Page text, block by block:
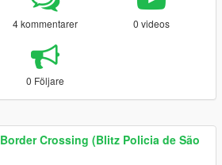
4 kommentarer 0 videos
0 Följare
Border Crossing (Blitz Policia de São